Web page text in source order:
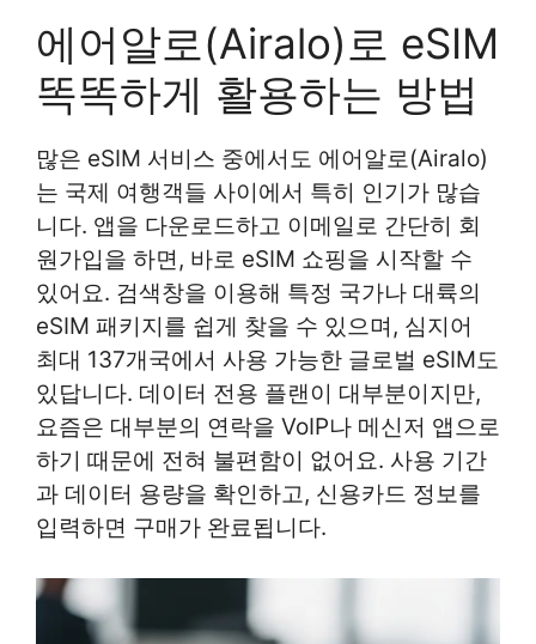
에어알로(Airalo)로 eSIM
똑똑하게 활용하는 방법
많은 eSIM 서비스 중에서도 에어알로(Airalo)
는 국제 여행객들 사이에서 특히 인기가 많습
니다. 앱을 다운로드하고 이메일로 간단히 회
원가입을 하면, 바로 eSIM 쇼핑을 시작할 수
있어요. 검색창을 이용해 특정 국가나 대륙의
eSIM 패키지를 쉽게 찾을 수 있으며, 심지어
최대 137개국에서 사용 가능한 글로벌 eSIM도
있답니다. 데이터 전용 플랜이 대부분이지만,
요즘은 대부분의 연락을 VoIP나 메신저 앱으로
하기 때문에 전혀 불편함이 없어요. 사용 기간
과 데이터 용량을 확인하고, 신용카드 정보를
입력하면 구매가 완료됩니다.